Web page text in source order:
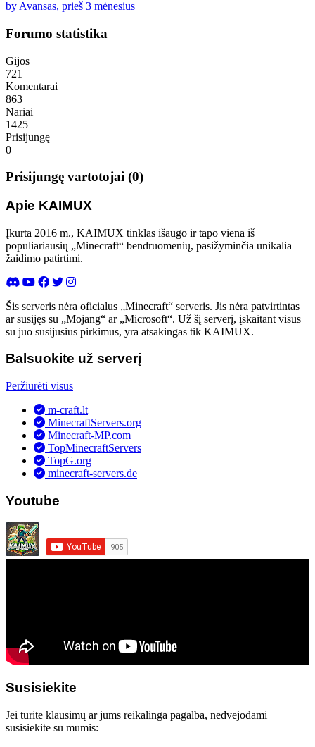
by Avansas, prieš 3 mėnesius
Forumo statistika
Gijos
721
Komentarai
863
Nariai
1425
Prisijungę
0
Prisijungę vartotojai (0)
Apie KAIMUX
Įkurta 2016 m., KAIMUX tinklas išaugo ir tapo viena iš
populiariausių „Minecraft“ bendruomenių, pasižyminčia unikalia
žaidimo patirtimi.
Šis serveris nėra oficialus „Minecraft“ serveris. Jis nėra patvirtintas
ar susijęs su „Mojang“ ar „Microsoft“. Už šį serverį, įskaitant visus
su juo susijusius pirkimus, yra atsakingas tik KAIMUX.
Balsuokite už serverį
Peržiūrėti visus
m-craft.lt
MinecraftServers.org
Minecraft-MP.com
TopMinecraftServers
TopG.org
minecraft-servers.de
Youtube
Susisiekite
Jei turite klausimų ar jums reikalinga pagalba, nedvejodami
susisiekite su mumis: